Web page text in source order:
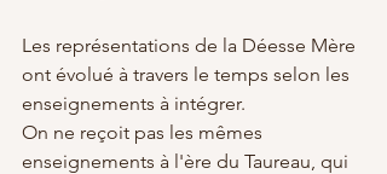
Les représentations de la Déesse Mère
ont évolué à travers le temps selon les
enseignements à intégrer.
On ne reçoit pas les mêmes
enseignements à l'ère du Taureau, qui